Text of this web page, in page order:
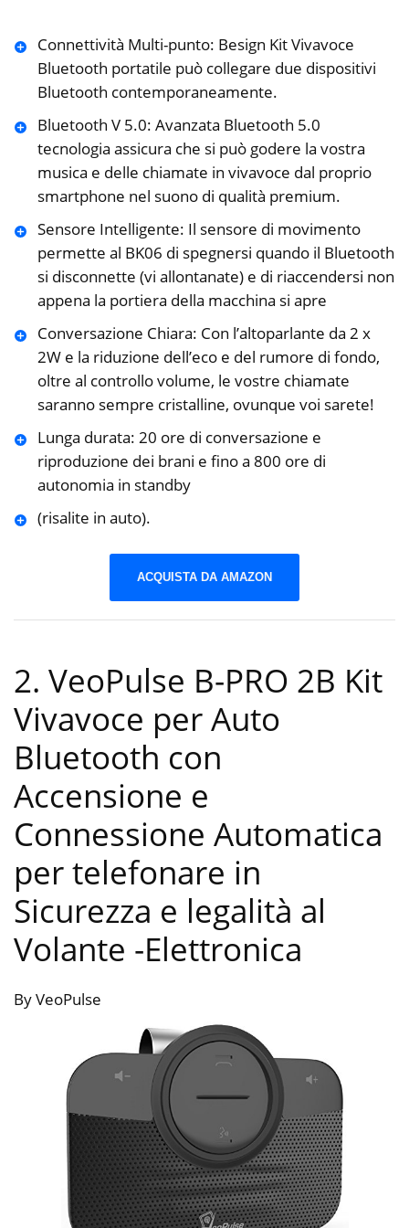
Connettività Multi-punto: Besign Kit Vivavoce
Bluetooth portatile può collegare due dispositivi
Bluetooth contemporaneamente.
Bluetooth V 5.0: Avanzata Bluetooth 5.0
tecnologia assicura che si può godere la vostra
musica e delle chiamate in vivavoce dal proprio
smartphone nel suono di qualità premium.
Sensore Intelligente: Il sensore di movimento
permette al BK06 di spegnersi quando il Bluetooth
si disconnette (vi allontanate) e di riaccendersi non
appena la portiera della macchina si apre
Conversazione Chiara: Con l’altoparlante da 2 x
2W e la riduzione dell’eco e del rumore di fondo,
oltre al controllo volume, le vostre chiamate
saranno sempre cristalline, ovunque voi sarete!
Lunga durata: 20 ore di conversazione e
riproduzione dei brani e fino a 800 ore di
autonomia in standby
(risalite in auto).
ACQUISTA DA AMAZON
2. VeoPulse B-PRO 2B Kit
Vivavoce per Auto
Bluetooth con
Accensione e
Connessione Automatica
per telefonare in
Sicurezza e legalità al
Volante -Elettronica
By VeoPulse